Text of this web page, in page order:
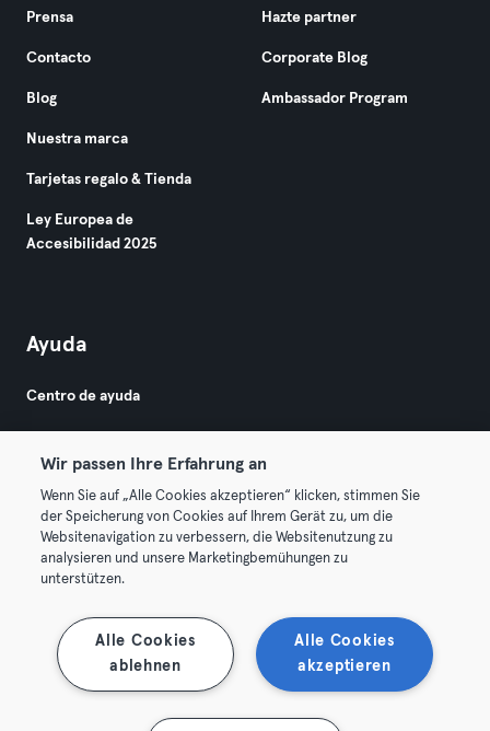
Prensa
Contacto
Blog
Nuestra marca
Tarjetas regalo & Tienda
Ley Europea de
Accesibilidad 2025
Hazte partner
Corporate Blog
Ambassador Program
Ayuda
Centro de ayuda
© 2026 Urban Sports Group GmbH. All rights reserved.
Términos y condiciones
Rescindir contratos aquí Desistir de contratos aquí
Wir passen Ihre Erfahrung an
Wenn Sie auf „Alle Cookies akzeptieren“ klicken, stimmen Sie
der Speicherung von Cookies auf Ihrem Gerät zu, um die
Websitenavigation zu verbessern, die Websitenutzung zu
analysieren und unsere Marketingbemühungen zu
unterstützen.
Alle Cookies
akzeptieren
Alle Cookies
ablehnen